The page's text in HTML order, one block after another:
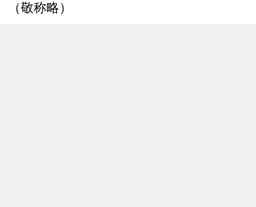
（敬称略）